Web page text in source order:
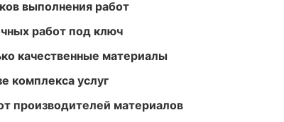
выполнения работ
работ под ключ
качественные материалы
комплекса услуг
производителей материалов